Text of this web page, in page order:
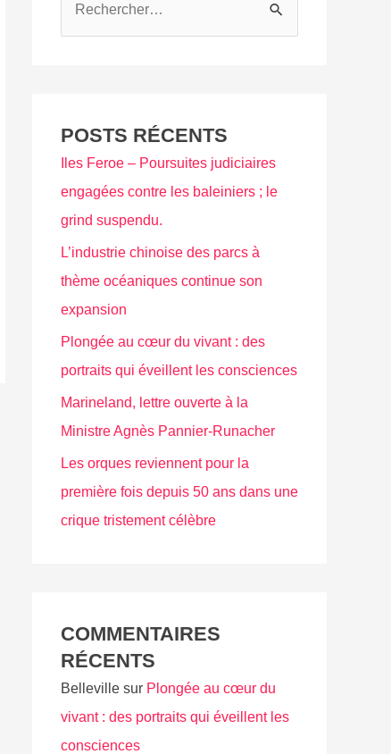
c
h
e
r
:
POSTS RÉCENTS
Iles Feroe – Poursuites judiciaires
engagées contre les baleiniers ; le
grind suspendu.
L’industrie chinoise des parcs à
thème océaniques continue son
expansion
Plongée au cœur du vivant : des
portraits qui éveillent les consciences
Marineland, lettre ouverte à la
Ministre Agnès Pannier-Runacher
Les orques reviennent pour la
première fois depuis 50 ans dans une
crique tristement célèbre
COMMENTAIRES
RÉCENTS
Belleville sur Plongée au cœur du
vivant : des portraits qui éveillent les
consciences